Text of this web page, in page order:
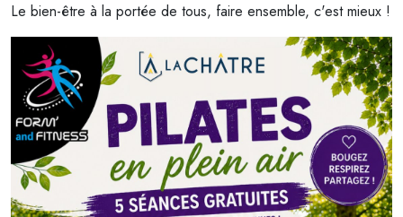
Le bien-être à la portée de tous, faire ensemble, c'est mieux !